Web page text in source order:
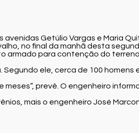
Getúlio Vargas e Maria
no final da manhã desta
armado para contenção do
Segundo ele, cerca de 100
prevê. O engenheiro
mais o engenheiro José